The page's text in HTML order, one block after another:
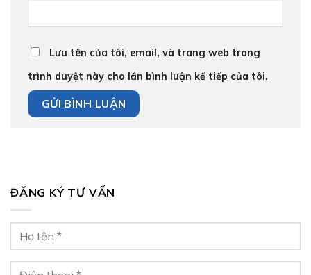
Lưu tên của tôi, email, và trang web trong
trình duyệt này cho lần bình luận kế tiếp của tôi.
ĐĂNG KÝ TƯ VẤN